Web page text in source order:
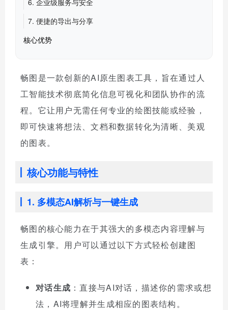
6. 企业级服务与安全
7. 便捷的导出与分享
核心优势
畅图是一款创新的AI原生图表工具，旨在通过人
工智能技术彻底简化信息可视化和团队协作的流
程。它让用户无需任何专业的绘图技能或经验，
即可快速将想法、文档和数据转化为清晰、美观
的图表。
核心功能与特性
1. 多模态AI解析与一键生成
畅图的核心能力在于其强大的多模态内容理解与
生成引擎。用户可以通过以下方式轻松创建图
表：
对话生成 ：直接与AI对话，描述你的需求或想
法，AI将理解并生成相应的图表结构。